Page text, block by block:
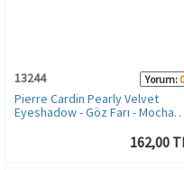
13244 Yorum: 0
Pierre Cardin Pearly Velvet
Eyeshadow - Göz Farı - Mocha
162,00